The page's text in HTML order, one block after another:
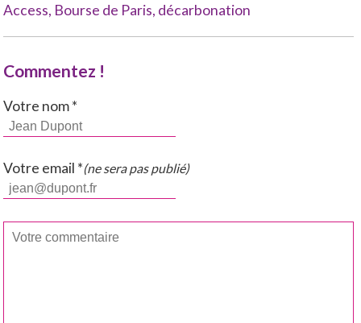
Access, Bourse de Paris, décarbonation
Commentez !
Votre nom *
Votre email *(ne sera pas publié)